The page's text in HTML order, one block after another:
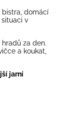
bistra, domácí
v
za den.
a koukat,
jarní